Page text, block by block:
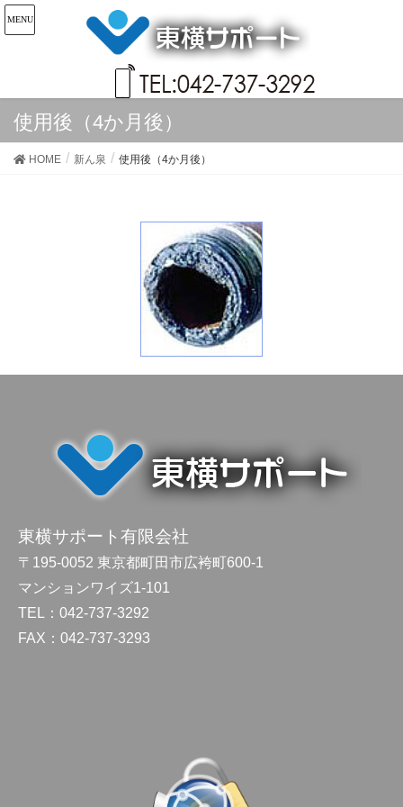
使用後（4か月後）
HOME 新ん泉 使用後（4か月後）
東横サポート有限会社
〒195-0052 東京都町田市広袴町600-1
マンションワイズ1-101
TEL：042-737-3292
FAX：042-737-3293